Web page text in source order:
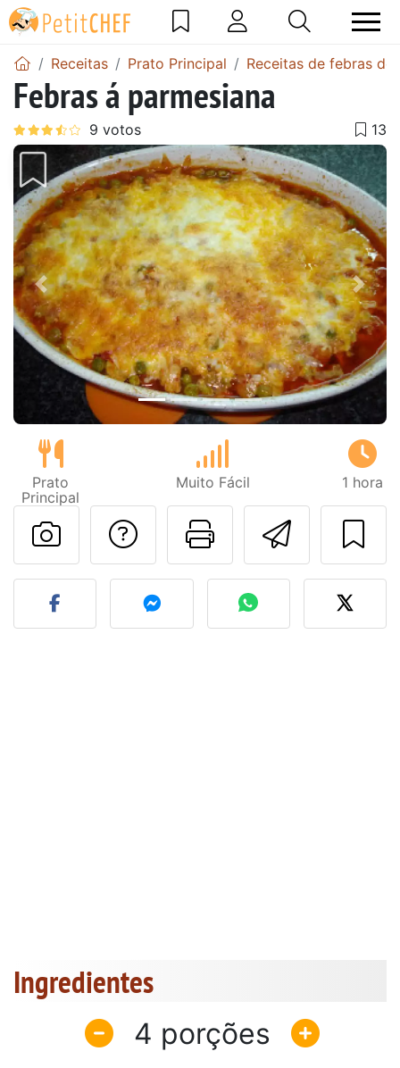
Receitas Prato Principal Receitas de febras de
Febras á parmesiana
Anterior Next
Prato
Principal
Muito Fácil 1 hora
Imprima
Falar com o autor
Fez esta receita?
Ingredientes
4